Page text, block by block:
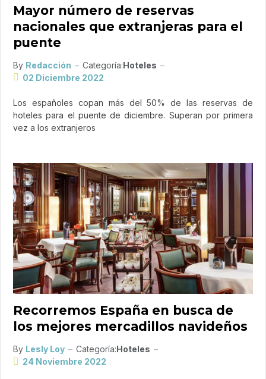
Mayor número de reservas
nacionales que extranjeras para el
puente
By Redacción Categoría:Hoteles
02 Diciembre 2022
Los españoles copan más del 50% de las reservas de
hoteles para el puente de diciembre. Superan por primera
vez a los extranjeros
Recorremos España en busca de
los mejores mercadillos navideños
By Lesly Loy Categoría:Hoteles
24 Noviembre 2022